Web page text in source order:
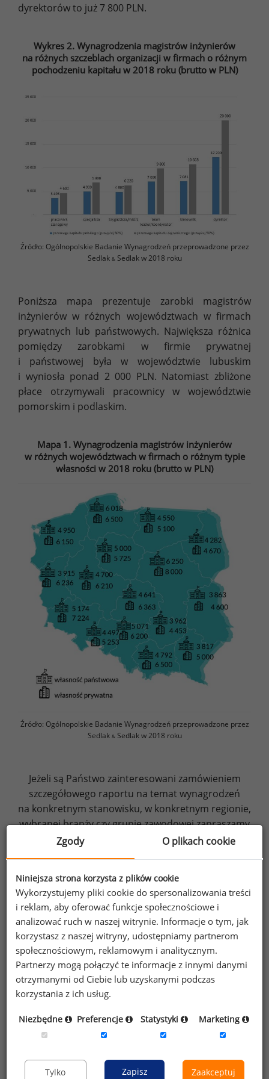
dyrektorów to już 7 800 PLN.
Wykres 2. Wynagrodzenia magistrów inżynierów
na różnych szczeblach organizacji w firmach o różnym
pochodzeniu kapitału w 2018 roku (brutto w PLN)
Źródło: Ogólnopolskie Badanie Wynagrodzeń przeprowadzone przez
Sedlak &Sedlak w 2018 roku
Poniższa mapa prezentuje zarobki magistrów
inżynierów w różnych województwach w firmach
prywatnych lub państwowych. Największa różnica
pomiędzy zarobkami w firmie prywatnej
i państwowej była w województwie lubuskim
i wyniosła ponad 2 000 PLN. Natomiast zbliżone
płace otrzymywali pracownicy w województwie
pomorskim i podlaskim.
Mapa 1. Wynagrodzenia magistrów inżynierów
w różnych województwach w firmach o różnym typie
własności w 2018 roku (brutto w PLN)
Źródło: Ogólnopolskie Badanie Wynagrodzeń przeprowadzone przez
Sedlak &Sedlak w 2018 roku
Jeżeli są Państwo zainteresowani zamówieniem
szczegółowego raportu na temat wynagrodzeń
na konkretnym stanowisku, w konkretnym regionie,
wybranej branży czy grupie zawodowej zapraszamy
do złożenia
zamówienia.
Informacje o badaniu:W 2018 roku
w Ogólnopolskim Badaniu Wynagrodzeń
uczestniczyło 101 860 osób. 60% uczestników
badania to osoby powyżej 30 roku życia, 70%
ma wykształcenie wyższe. 47% respondentów
pracuje w przedsiębiorstwach w których
zatrudnionych jest powyżej 250 osób, z kolei 66%
pracuje w firmach z przewagą kapitału polskiego
Wyjaśnienie terminów użytych w artykule:
wynagrodzenie całkowite
– miesięczne
Zgody O plikach cookie
Niniejsza strona korzysta z plików cookie
Wykorzystujemy pliki cookie do spersonalizowania treści
i reklam, aby oferować funkcje społecznościowe i
analizować ruch w naszej witrynie. Informacje o tym, jak
korzystasz z naszej witryny, udostępniamy partnerom
społecznościowym, reklamowym i analitycznym.
Partnerzy mogą połączyć te informacje z innymi danymi
otrzymanymi od Ciebie lub uzyskanymi podczas
korzystania z ich usług.
Niezbędne Preferencje Statystyki Marketing
Tylko
Zapisz
Zaakceptuj